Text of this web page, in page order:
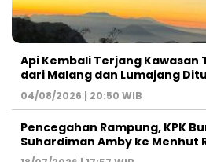
Api Kembali Terjang Kawasan
dari Malang dan Lumajang
04/08/2026 | 20:50 WIB
Pencegahan Rampung, KPK
Suhardiman Amby ke Menhut